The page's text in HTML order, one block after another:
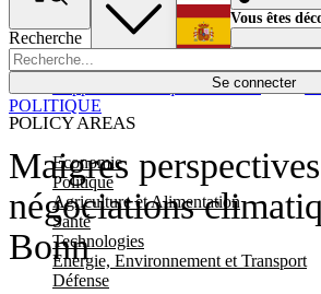
Recherche
Se connecter
POLICY AREAS
Economie
Politique
Agriculture et Alimentation
Santé
Technologies
Energie, Environnement et Transport
Défense
Économie
Español
Vous êtes
Maigres
négociations
Bonn
POLITIQUE